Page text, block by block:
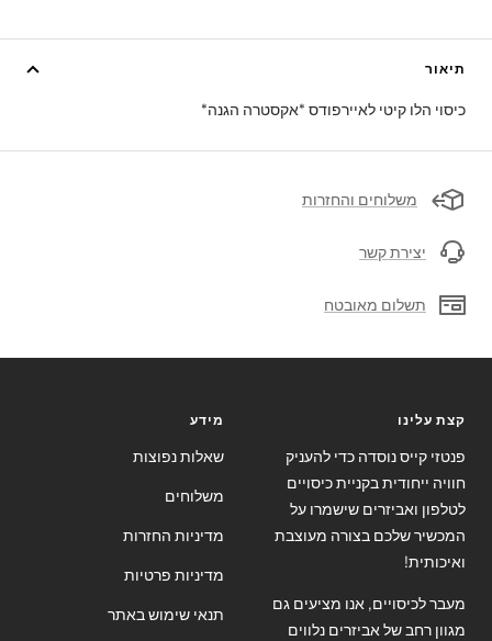
תיאור
כיסוי הלו קיטי לאיירפודס *אקסטרה הגנה*
משלוחים והחזרות
יצירת קשר
תשלום מאובטח
קצת עלינו
פנטזי קייס נוסדה כדי להעניק
חוויה ייחודית בקניית כיסויים
לטלפון ואביזרים שישמרו על
המכשיר שלכם בצורה מעוצבת
ואיכותית!
מעבר לכיסויים, אנו מציעים גם
מגוון רחב של אביזרים נלווים
מידע
שאלות נפוצות
משלוחים
מדיניות החזרות
מדיניות פרטיות
תנאי שימוש באתר